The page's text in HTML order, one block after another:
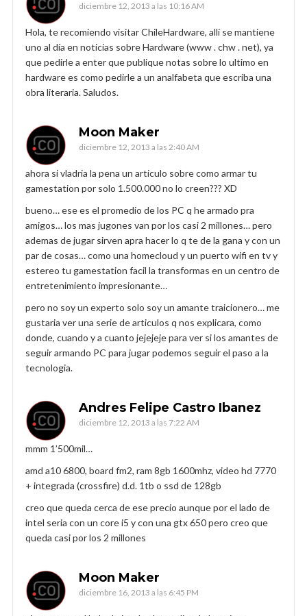
diciembre 12, 2013 a las 10:16 AM
Hola, te recomiendo visitar ChileHardware, allí se mantiene
uno al día en noticias sobre Hardware (www . chw . net), ya
que pedirle a enter que publique notas sobre lo ultimo en
hardware es como pedirle a un analfabeta que escriba una
obra literaria. Saludos.
Moon Maker
diciembre 12, 2013 a las 2:40 AM
ahora si vladria la pena un articulo sobre como armar tu
gamestation por solo 1.500.000 no lo creen??? XD
bueno… ese es el promedio de los PC q he armado pra
amigos… los mas jugones van por los casi 2 millones… pero
ademas de jugar sirven apra hacer lo q te de la gana y con un
par de cosas… como una homecloud y un puerto wifi en tv y
estereo tu gamestation facil la transformas en un centro de
entretenimiento impresionante…
pero no soy un experto solo soy un amante traicionero… me
gustaria ver una serie de articulos q nos explicara, como
donde, cuando y a cuanto jejejeje para ver si los amantes de
seguir armando PC para jugar podemos seguir el paso a la
tecnologia.
Andres Felipe Castro Ibanez
diciembre 12, 2013 a las 7:22 AM
mmm 1’500mil…
amd a10 6800, board fm2, ram 8gb 1600mhz, video hd 7770
+ integrada (crossfire) d.d. 1tb o ssd de 128gb
creo que queda cerca de ese precio aunque por el lado de
intel seria con un core i5 y con una gtx 650 pero creo que
queda casi por los 2 millones
Moon Maker
diciembre 16, 2013 a las 6:45 PM